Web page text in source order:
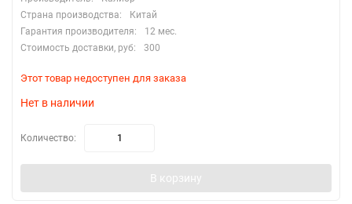
Страна производства:
Китай
Гарантия производителя:
12 мес.
Стоимость доставки, руб:
300
Этот товар недоступен для заказа
Нет в наличии
Количество:
В корзину